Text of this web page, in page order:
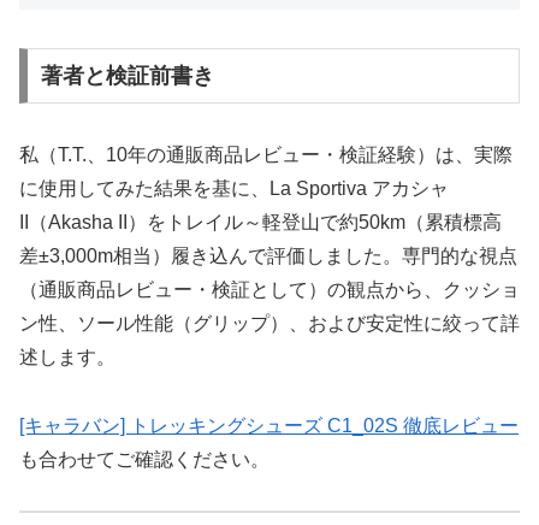
著者と検証前書き
私（T.T.、10年の通販商品レビュー・検証経験）は、実際
に使用してみた結果を基に、La Sportiva アカシャ
II（Akasha II）をトレイル～軽登山で約50km（累積標高
差±3,000m相当）履き込んで評価しました。専門的な視点
（通販商品レビュー・検証として）の観点から、クッショ
ン性、ソール性能（グリップ）、および安定性に絞って詳
述します。
[キャラバン] トレッキングシューズ C1_02S 徹底レビュー
も合わせてご確認ください。